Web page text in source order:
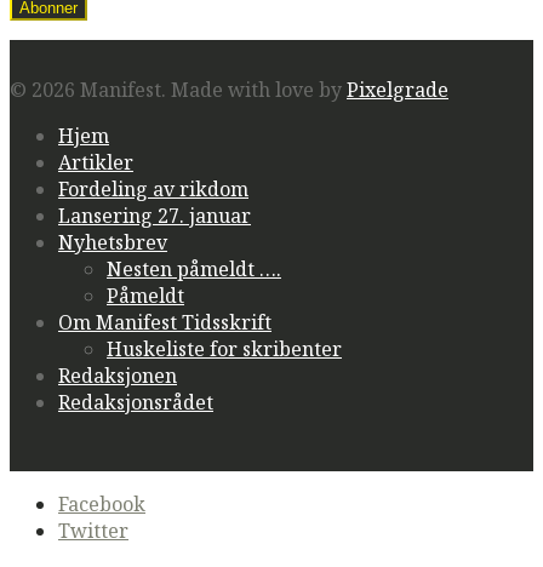
© 2026 Manifest. Made with love byPixelgrade
Hjem
Artikler
Fordeling av rikdom
Lansering 27. januar
Nyhetsbrev
Nesten påmeldt ….
Påmeldt
Om Manifest Tidsskrift
Huskeliste for skribenter
Redaksjonen
Redaksjonsrådet
Secondary
navigation
Facebook
Twitter